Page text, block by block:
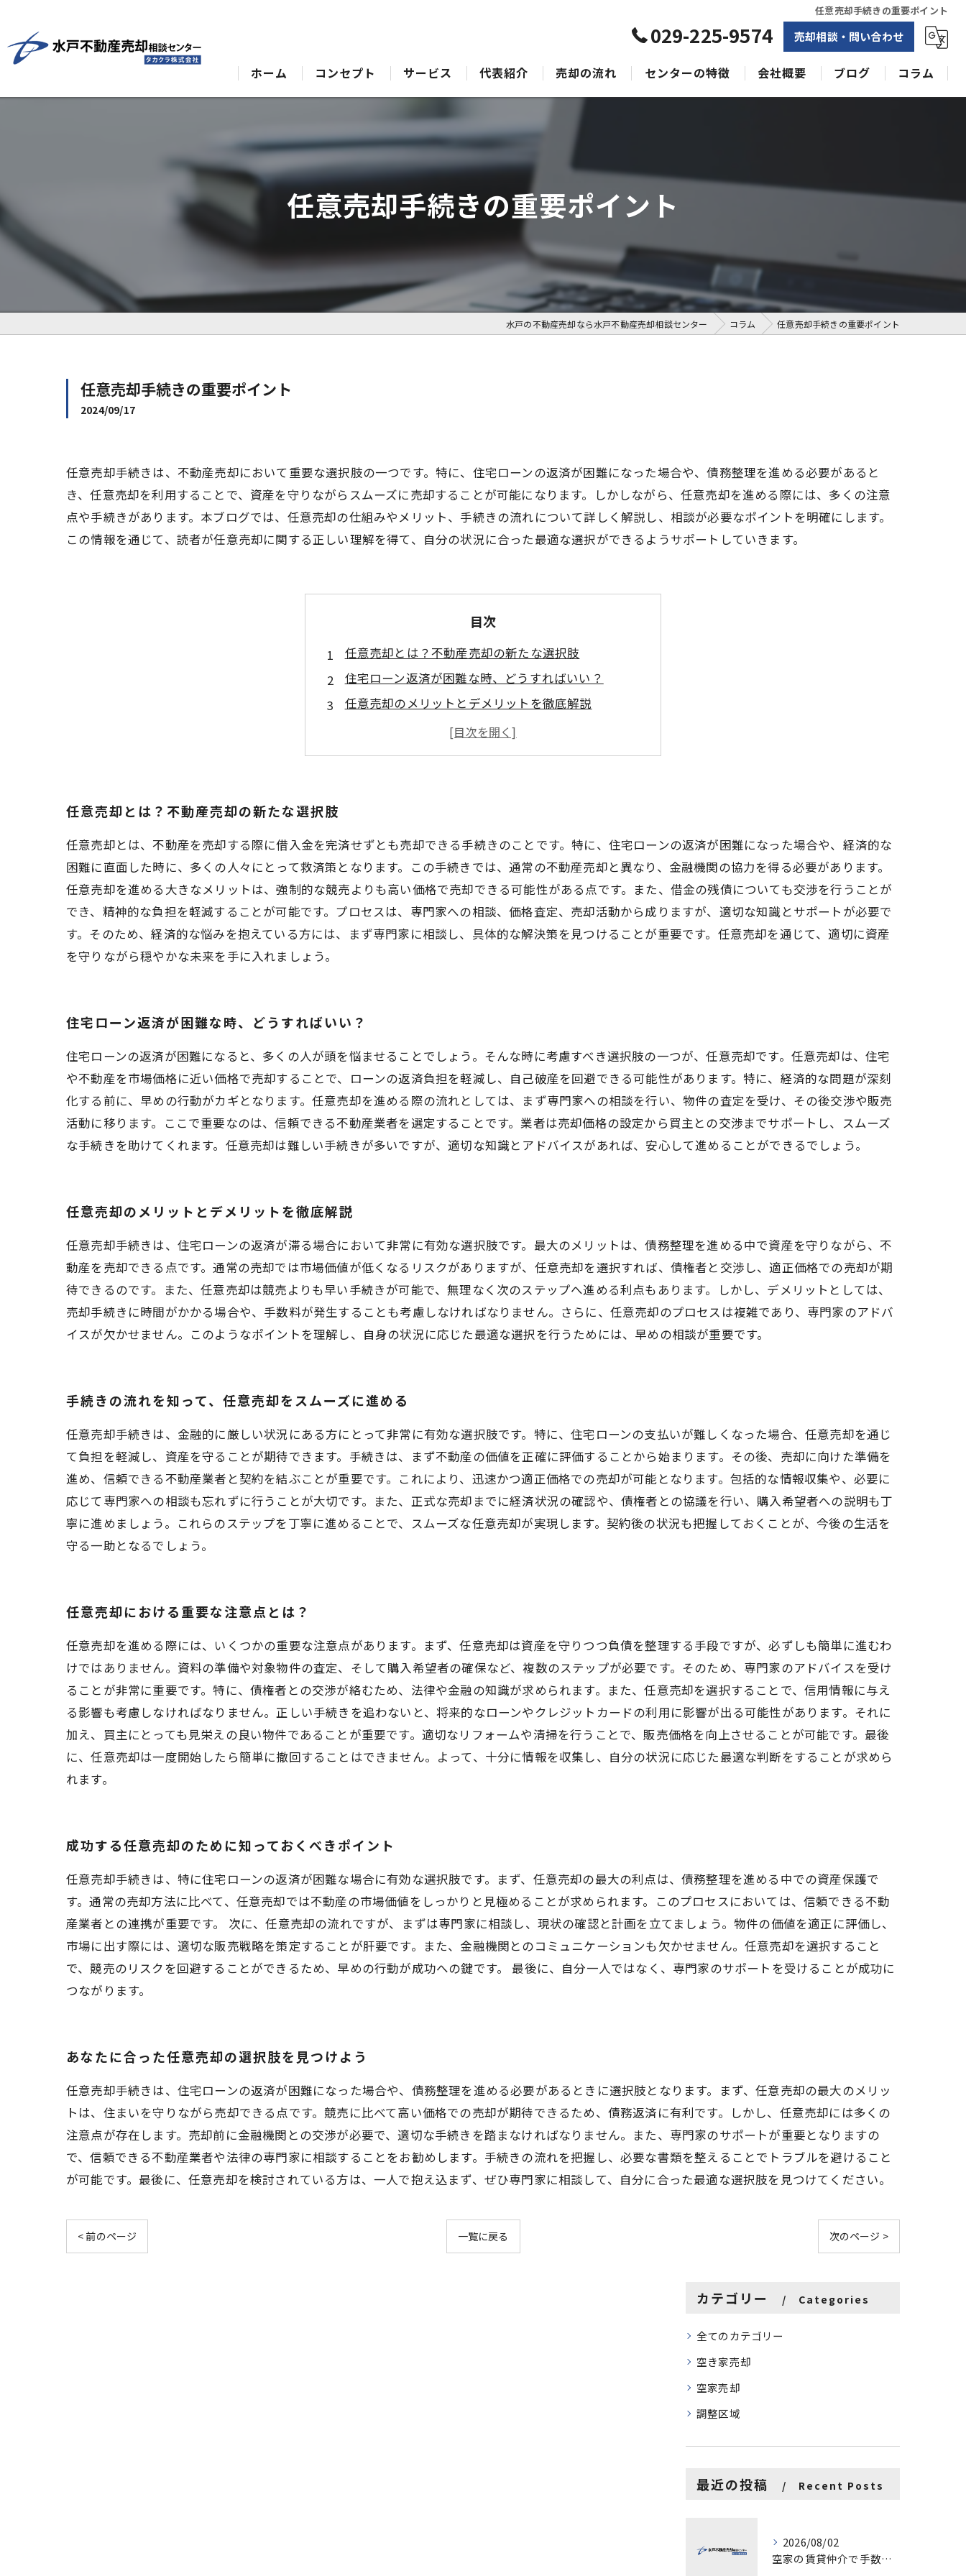
任意売却手続きの重要ポイント
029-225-9574 売却相談・問い合わせ
ホーム コンセプト
水戸の不動産売却･水戸不動産売却相談センターのサポート
水戸の不動産売却･水戸不動産売却相談センターの最適なアドバイス
サービス 代表紹介 売却の流れ センターの特徴
戸建て
収益物件
会社概要 ブログ コラム
任意売却手続きの重要ポイント
水戸の不動産売却なら水戸不動産売却相談センター コラム 任意売却手続きの重要ポイント
任意売却手続きの重要ポイント
2024/09/17
任意売却手続きは、不動産売却において重要な選択肢の一つです。特に、住宅ローンの返済が困難になった場合や、債務整理を進める必要があると
き、任意売却を利用することで、資産を守りながらスムーズに売却することが可能になります。しかしながら、任意売却を進める際には、多くの注意
点や手続きがあります。本ブログでは、任意売却の仕組みやメリット、手続きの流れについて詳しく解説し、相談が必要なポイントを明確にします。
この情報を通じて、読者が任意売却に関する正しい理解を得て、自分の状況に合った最適な選択ができるようサポートしていきます。
目次
任意売却とは？不動産売却の新たな選択肢
住宅ローン返済が困難な時、どうすればいい？
任意売却のメリットとデメリットを徹底解説
手続きの流れを知って、任意売却をスムーズに進める
任意売却における重要な注意点とは？
任意売却とは？不動産売却の新たな選択肢
任意売却とは、不動産を売却する際に借入金を完済せずとも売却できる手続きのことです。特に、住宅ローンの返済が困難になった場合や、経済的な
困難に直面した時に、多くの人々にとって救済策となります。この手続きでは、通常の不動産売却と異なり、金融機関の協力を得る必要があります。
任意売却を進める大きなメリットは、強制的な競売よりも高い価格で売却できる可能性がある点です。また、借金の残債についても交渉を行うことが
でき、精神的な負担を軽減することが可能です。プロセスは、専門家への相談、価格査定、売却活動から成りますが、適切な知識とサポートが必要で
す。そのため、経済的な悩みを抱えている方には、まず専門家に相談し、具体的な解決策を見つけることが重要です。任意売却を通じて、適切に資産
を守りながら穏やかな未来を手に入れましょう。
住宅ローン返済が困難な時、どうすればいい？
住宅ローンの返済が困難になると、多くの人が頭を悩ませることでしょう。そんな時に考慮すべき選択肢の一つが、任意売却です。任意売却は、住宅
や不動産を市場価格に近い価格で売却することで、ローンの返済負担を軽減し、自己破産を回避できる可能性があります。特に、経済的な問題が深刻
化する前に、早めの行動がカギとなります。任意売却を進める際の流れとしては、まず専門家への相談を行い、物件の査定を受け、その後交渉や販売
活動に移ります。ここで重要なのは、信頼できる不動産業者を選定することです。業者は売却価格の設定から買主との交渉までサポートし、スムーズ
な手続きを助けてくれます。任意売却は難しい手続きが多いですが、適切な知識とアドバイスがあれば、安心して進めることができるでしょう。
任意売却のメリットとデメリットを徹底解説
任意売却手続きは、住宅ローンの返済が滞る場合において非常に有効な選択肢です。最大のメリットは、債務整理を進める中で資産を守りながら、不
動産を売却できる点です。通常の売却では市場価値が低くなるリスクがありますが、任意売却を選択すれば、債権者と交渉し、適正価格での売却が期
待できるのです。また、任意売却は競売よりも早い手続きが可能で、無理なく次のステップへ進める利点もあります。しかし、デメリットとしては、
売却手続きに時間がかかる場合や、手数料が発生することも考慮しなければなりません。さらに、任意売却のプロセスは複雑であり、専門家のアドバ
イスが欠かせません。このようなポイントを理解し、自身の状況に応じた最適な選択を行うためには、早めの相談が重要です。
手続きの流れを知って、任意売却をスムーズに進める
任意売却手続きは、金融的に厳しい状況にある方にとって非常に有効な選択肢です。特に、住宅ローンの支払いが難しくなった場合、任意売却を通じ
て負担を軽減し、資産を守ることが期待できます。手続きは、まず不動産の価値を正確に評価することから始まります。その後、売却に向けた準備を
進め、信頼できる不動産業者と契約を結ぶことが重要です。これにより、迅速かつ適正価格での売却が可能となります。包括的な情報収集や、必要に
応じて専門家への相談も忘れずに行うことが大切です。また、正式な売却までに経済状況の確認や、債権者との協議を行い、購入希望者への説明も丁
寧に進めましょう。これらのステップを丁寧に進めることで、スムーズな任意売却が実現します。契約後の状況も把握しておくことが、今後の生活を
守る一助となるでしょう。
任意売却における重要な注意点とは？
任意売却を進める際には、いくつかの重要な注意点があります。まず、任意売却は資産を守りつつ負債を整理する手段ですが、必ずしも簡単に進むわ
けではありません。資料の準備や対象物件の査定、そして購入希望者の確保など、複数のステップが必要です。そのため、専門家のアドバイスを受け
ることが非常に重要です。特に、債権者との交渉が絡むため、法律や金融の知識が求められます。また、任意売却を選択することで、信用情報に与え
る影響も考慮しなければなりません。正しい手続きを追わないと、将来的なローンやクレジットカードの利用に影響が出る可能性があります。それに
加え、買主にとっても見栄えの良い物件であることが重要です。適切なリフォームや清掃を行うことで、販売価格を向上させることが可能です。最後
に、任意売却は一度開始したら簡単に撤回することはできません。よって、十分に情報を収集し、自分の状況に応じた最適な判断をすることが求めら
れます。
成功する任意売却のために知っておくべきポイント
任意売却手続きは、特に住宅ローンの返済が困難な場合に有効な選択肢です。まず、任意売却の最大の利点は、債務整理を進める中での資産保護で
す。通常の売却方法に比べて、任意売却では不動産の市場価値をしっかりと見極めることが求められます。このプロセスにおいては、信頼できる不動
産業者との連携が重要です。 次に、任意売却の流れですが、まずは専門家に相談し、現状の確認と計画を立てましょう。物件の価値を適正に評価し、
市場に出す際には、適切な販売戦略を策定することが肝要です。また、金融機関とのコミュニケーションも欠かせません。任意売却を選択すること
で、競売のリスクを回避することができるため、早めの行動が成功への鍵です。 最後に、自分一人ではなく、専門家のサポートを受けることが成功に
つながります。
あなたに合った任意売却の選択肢を見つけよう
任意売却手続きは、住宅ローンの返済が困難になった場合や、債務整理を進める必要があるときに選択肢となります。まず、任意売却の最大のメリッ
トは、住まいを守りながら売却できる点です。競売に比べて高い価格での売却が期待できるため、債務返済に有利です。しかし、任意売却には多くの
注意点が存在します。売却前に金融機関との交渉が必要で、適切な手続きを踏まなければなりません。また、専門家のサポートが重要となりますの
で、信頼できる不動産業者や法律の専門家に相談することをお勧めします。手続きの流れを把握し、必要な書類を整えることでトラブルを避けること
が可能です。最後に、任意売却を検討されている方は、一人で抱え込まず、ぜひ専門家に相談して、自分に合った最適な選択肢を見つけてください。
< 前のページ 一覧に戻る 次のページ >
カテゴリー Categories
全てのカテゴリー
空き家売却
空家売却
調整区域
最近の投稿 Recent Posts
2026/08/02
空家の賃貸仲介で手数料と上限を徹底解説し200万円物件の注意点も紹介